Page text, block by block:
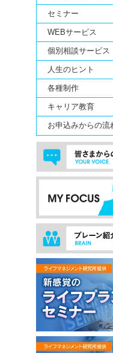
セミナー
WEBサービス
個別相談サービス
人生のヒント
各種制作
キャリア教育
お申込みからの流